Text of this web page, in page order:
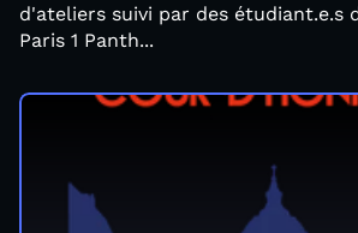
d'ateliers suivi par des étudiant.e.s
Paris 1 Panth...